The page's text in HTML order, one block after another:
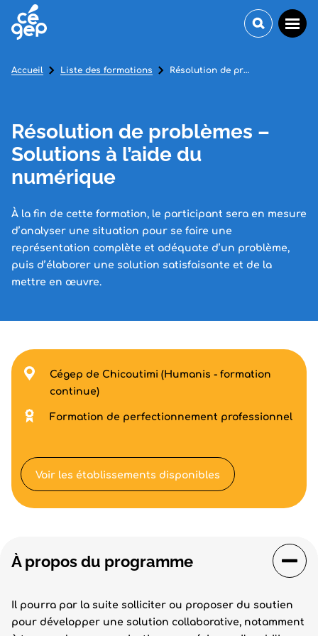
Résolution de problèmes –
Solutions à l’aide du
numérique
À la fin de cette formation, le participant sera en mesure
d’analyser une situation pour se faire une
représentation complète et adéquate d’un problème,
puis d’élaborer une solution satisfaisante et de la
mettre en œuvre.
Accueil Liste des formations Résolution de problèmes – Solutions à l’aide du numérique
À propos du programme
Il pourra par la suite solliciter ou proposer du soutien
pour développer une solution collaborative, notamment
Cégep de Chicoutimi (Humanis - formation
continue)
Formation de perfectionnement professionnel
Voir les établissements disponibles